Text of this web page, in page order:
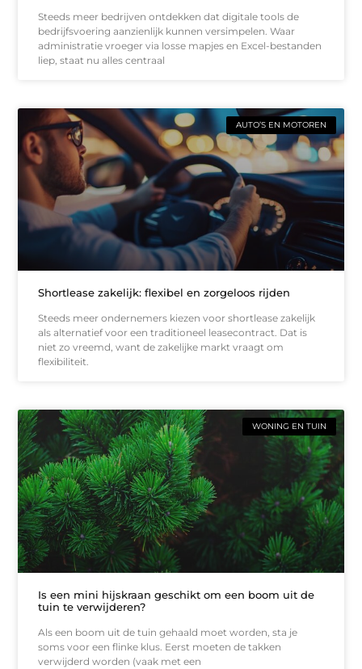
Steeds meer bedrijven ontdekken dat digitale tools de
bedrijfsvoering aanzienlijk kunnen versimpelen. Waar
administratie vroeger via losse mapjes en Excel-bestanden
liep, staat nu alles centraal
AUTO’S EN MOTOREN
Shortlease zakelijk: flexibel en zorgeloos rijden
Steeds meer ondernemers kiezen voor shortlease zakelijk
als alternatief voor een traditioneel leasecontract. Dat is
niet zo vreemd, want de zakelijke markt vraagt om
flexibiliteit.
WONING EN TUIN
Is een mini hijskraan geschikt om een boom uit de
tuin te verwijderen?
Als een boom uit de tuin gehaald moet worden, sta je
soms voor een flinke klus. Eerst moeten de takken
verwijderd worden (vaak met een